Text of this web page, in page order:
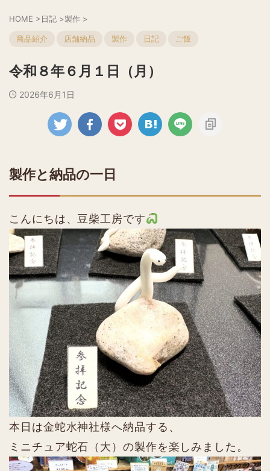
HOME >日記 >製作 >
商品紹介 店舗納品 製作 日記 ご飯
令和８年６月１日（月）
2026年6月1日
製作と納品の一日
こんにちは、豆柴工房です
本日は金蛇水神社様へ納品する、
ミニチュア蛇石（大）の製作を楽しみました。